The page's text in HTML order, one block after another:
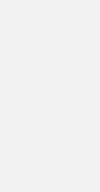
легкость
минимизируя влияние